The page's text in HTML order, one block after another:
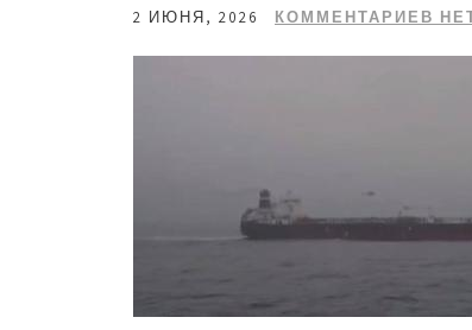
2 ИЮНЯ, 2026 КОММЕНТАРИЕВ